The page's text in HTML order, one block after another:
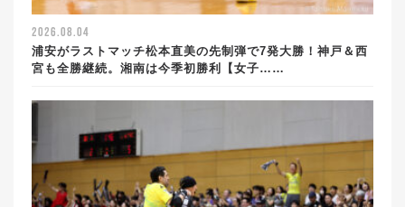
2026.08.04
浦安がラストマッチ松本直美の先制弾で7発大勝！神戸＆西
宮も全勝継続。湘南は今季初勝利【女子……